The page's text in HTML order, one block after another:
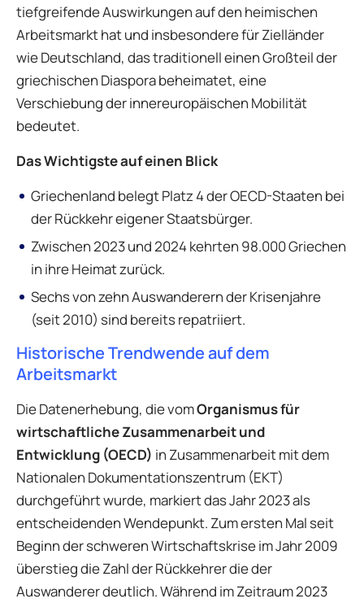
tiefgreifende Auswirkungen auf den heimischen
Arbeitsmarkt hat und insbesondere für Zielländer
wie Deutschland, das traditionell einen Großteil der
griechischen Diaspora beheimatet, eine
Verschiebung der innereuropäischen Mobilität
bedeutet.
Das Wichtigste auf einen Blick
Griechenland belegt Platz 4 der OECD-Staaten bei
der Rückkehr eigener Staatsbürger.
Zwischen 2023 und 2024 kehrten 98.000 Griechen
in ihre Heimat zurück.
Sechs von zehn Auswanderern der Krisenjahre
(seit 2010) sind bereits repatriiert.
Historische Trendwende auf dem
Arbeitsmarkt
Die Datenerhebung, die vomOrganismus für
wirtschaftliche Zusammenarbeit und
Entwicklung (OECD) in Zusammenarbeit mit dem
Nationalen Dokumentationszentrum (EKT)
durchgeführt wurde, markiert das Jahr 2023 als
entscheidenden Wendepunkt. Zum ersten Mal seit
Beginn der schweren Wirtschaftskrise im Jahr 2009
überstieg die Zahl der Rückkehrer die der
Auswanderer deutlich. Während im Zeitraum 2023